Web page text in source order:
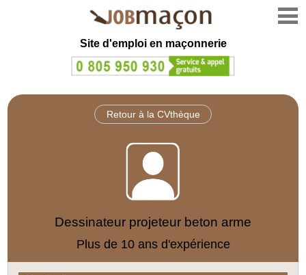
Site d'emploi en maçonnerie
Retour à la CVthèque
Dessinateur projeteur beton arme
Plus de 10 ans d'expérience